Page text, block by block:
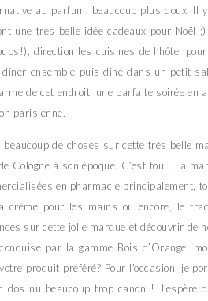
au parfum, beaucoup plus doux.
une très belle idée cadeaux pour Noël
direction les cuisines de l’hôtel
dîner ensemble puis dîné dans un petit
de cet endroit, une parfaite soirée
parisienne.
beaucoup de choses sur cette très belle
Cologne à son époque. C’est fou ! La
en pharmacie principalement,
crème pour les mains ou encore, le
sur cette jolie marque et découvrir de
par la gamme Bois d’Orange,
produit préféré? Pour l’occasion, je
dos nu beaucoup trop canon !